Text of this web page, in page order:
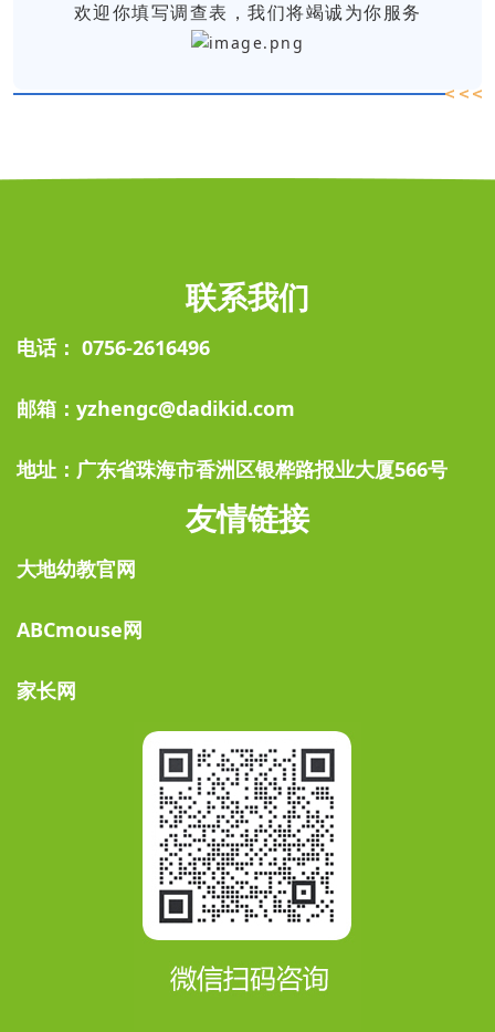
欢迎你填写调查表，我们将竭诚为你服务
联系我们
电话： 0756-2616496
邮箱：yzhengc@dadikid.com
地址：广东省珠海市香洲区银桦路报业大厦566号
友情链接
大地幼教官网
ABCmouse网
家长网